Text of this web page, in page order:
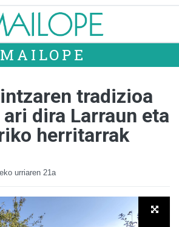
MAILOPE
tradizioa
dira Larraun eta
herritarrak
urriaren 21a